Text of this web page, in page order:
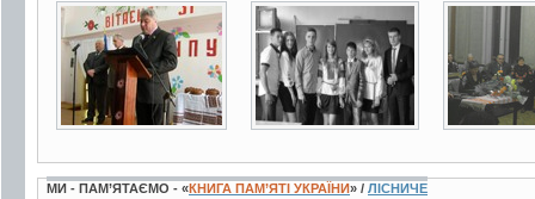
3 фото 2 фото
МИ - ПАМ’ЯТАЄМО - «КНИГА ПАМ’ЯТІ УКРАЇНИ» / ЛІСНИЧЕ